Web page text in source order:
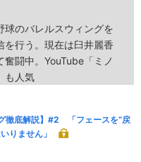
球のバレルスウィングを
を行う。現在は臼井麗香
闘中。YouTube「ミノ
も人気
グ徹底解説】#2 「フェースを“戻
りません」